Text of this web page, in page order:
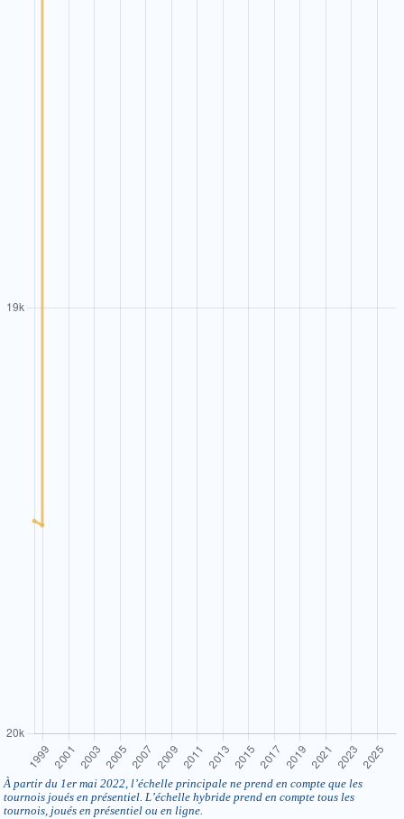
À partir du 1er mai 2022, l’échelle principale ne prend en compte que les
tournois joués en présentiel. L’échelle hybride prend en compte tous les
tournois, joués en présentiel ou en ligne.